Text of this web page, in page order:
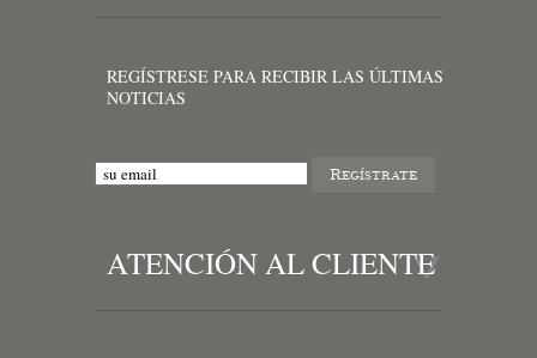
REGÍSTRESE PARA RECIBIR LAS ÚLTIMAS
NOTICIAS
ATENCIÓN AL CLIENTE